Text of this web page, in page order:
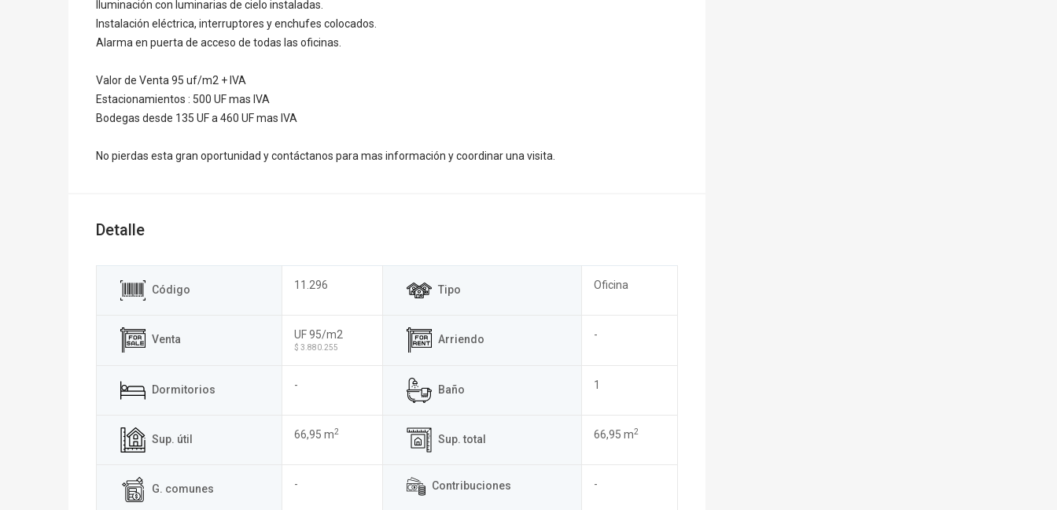
Iluminación con luminarias de cielo instaladas.
Instalación eléctrica, interruptores y enchufes colocados.
Alarma en puerta de acceso de todas las oficinas.
Valor de Venta 95 uf/m2 + IVA
Estacionamientos : 500 UF mas IVA
Bodegas desde 135 UF a 460 UF mas IVA
No pierdas esta gran oportunidad y contáctanos para mas información y coordinar una visita.
Detalle
Código 11.296 Tipo Oficina
Venta UF 95/m2
$ 3.880.255
Arriendo -
Dormitorios - Baño 1
Sup. útil 66,95 m2
Sup. total 66,95 m2
G. comunes - Contribuciones -